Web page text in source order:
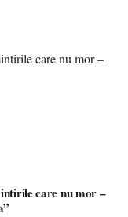
care nu mor –